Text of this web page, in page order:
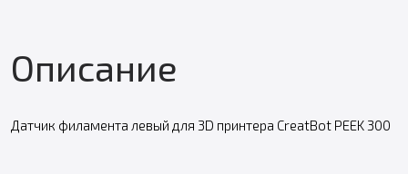
Описание
Датчик филамента левый для 3D принтера CreatBot PEEK 300